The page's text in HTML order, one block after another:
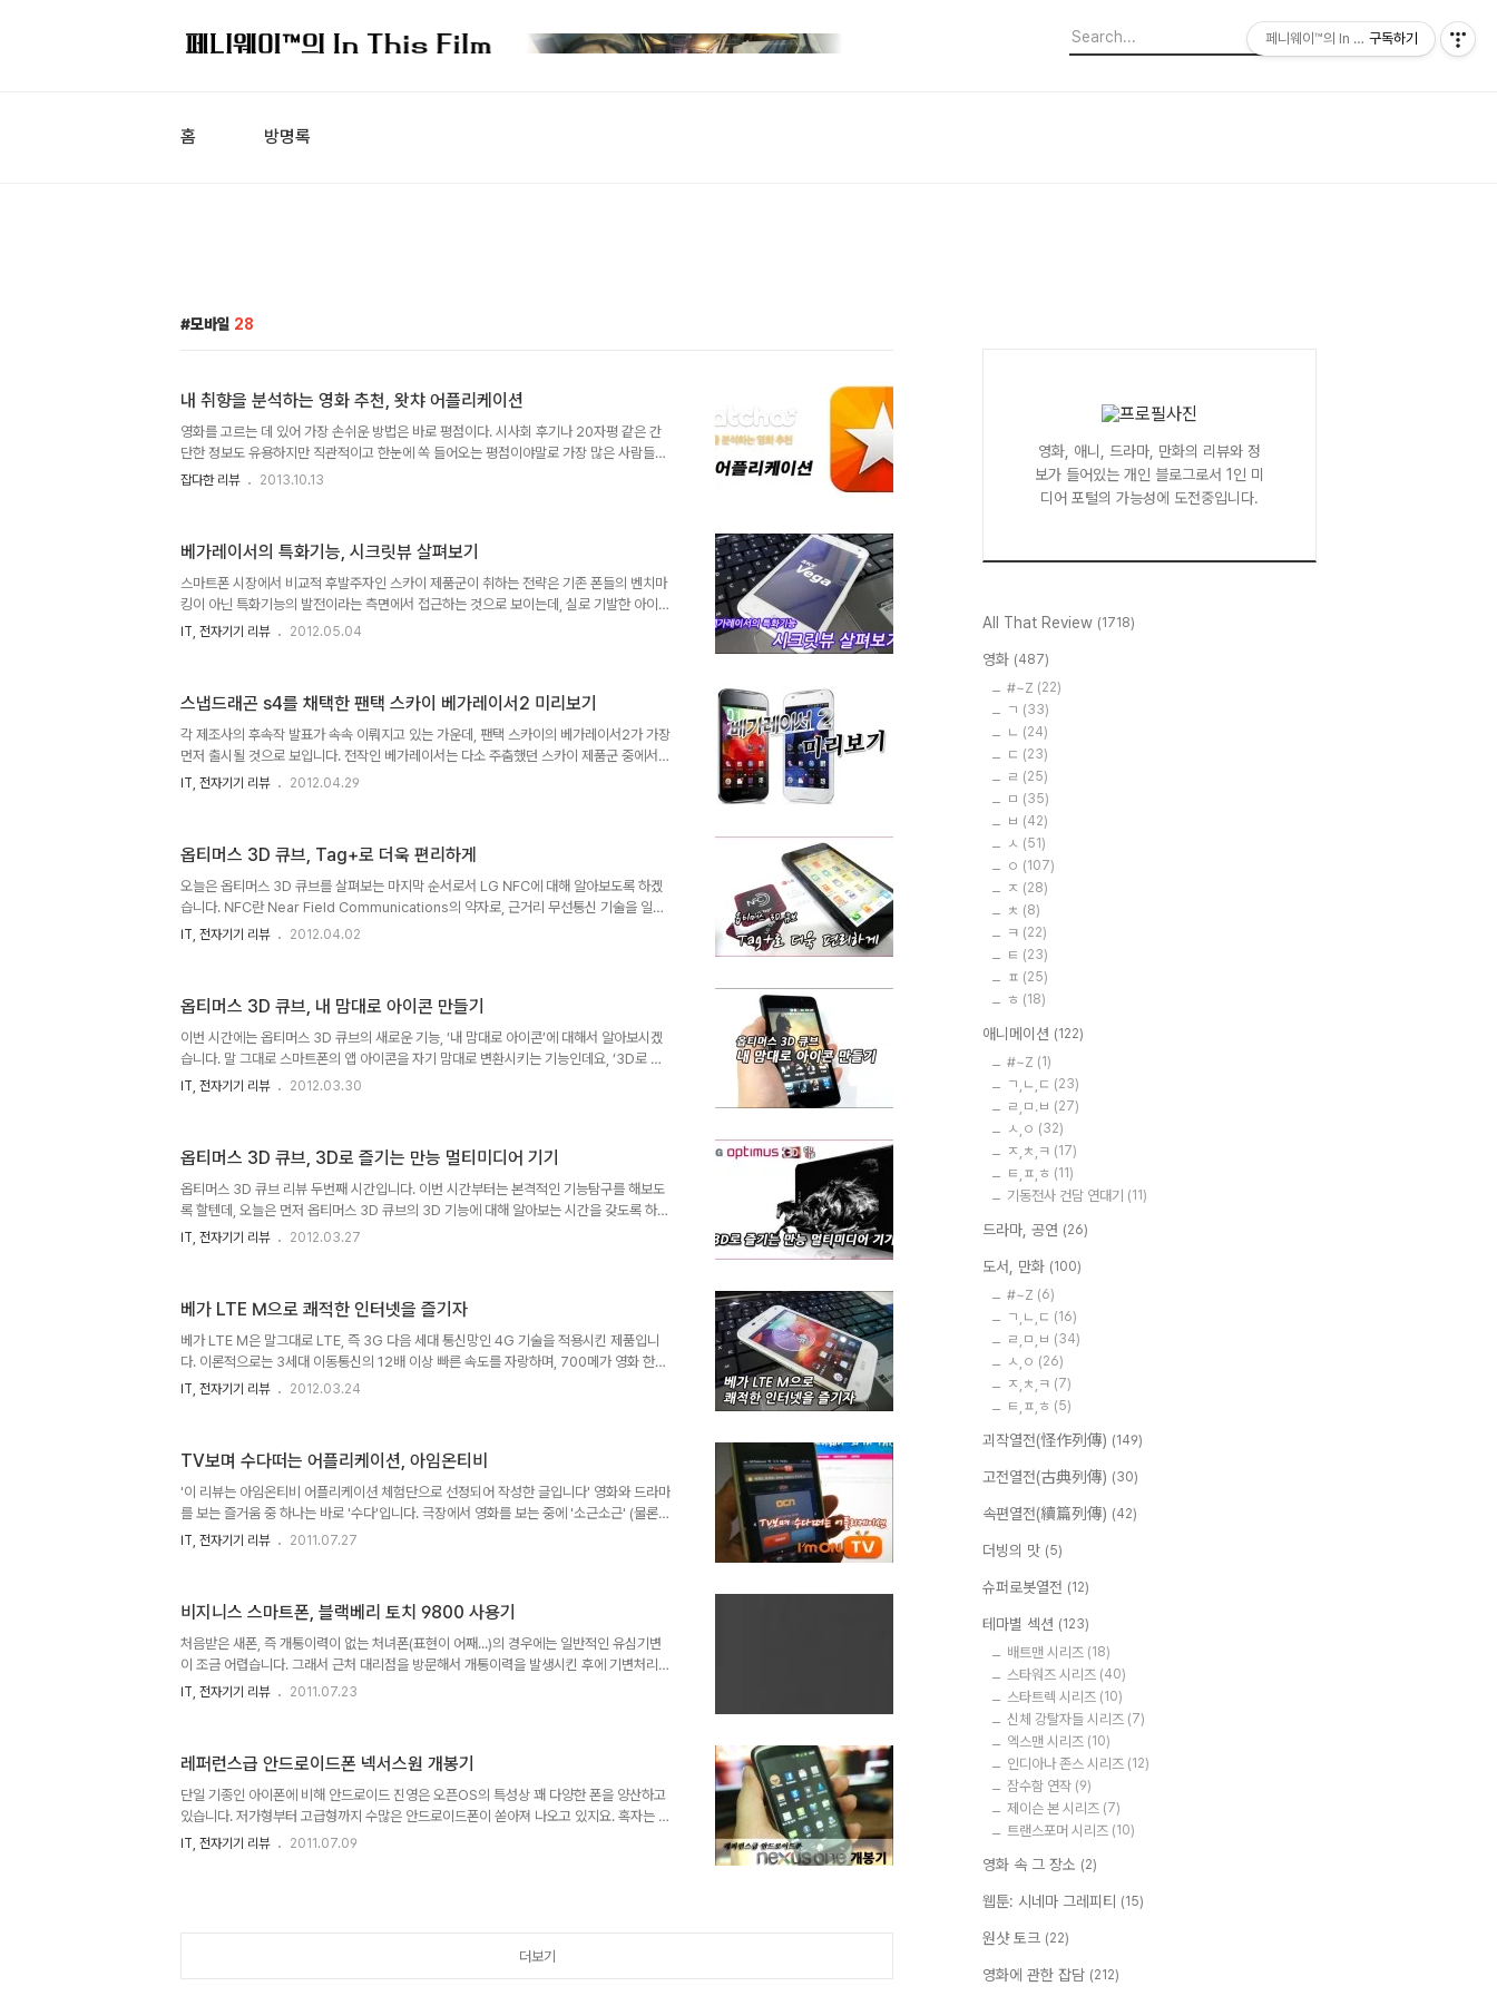
홈 방명록
모바일 28
내 취향을 분석하는 영화 추천, 왓챠 어플리케이션
영화를 고르는 데 있어 가장 손쉬운 방법은 바로 평점이다. 시사회 후기나 20자평 같은 간
단한 정보도 유용하지만 직관적이고 한눈에 쏙 들어오는 평점이야말로 가장 많은 사람들이
선호하는 선별 기준일 것이다. 물론 영화는 개인차가 심하다. 아무리 A,B,C가 10점을 메겼
늘 날짜 기준으로 평점이 무려 9.25다. 대다수 관객들에게 폭탄수준의 평가를 받은 [영웅:
살라맨더의 비밀]은 9.27이다. 반면 개인적으로 최고의 도시 스릴러 영화 중 한..
잡다한 리뷰 2013.10.13
베가레이서의 특화기능, 시크릿뷰 살펴보기
스마트폰 시장에서 비교적 후발주자인 스카이 제품군이 취하는 전략은 기존 폰들의 벤치마
킹이 아닌 특화기능의 발전이라는 측면에서 접근하는 것으로 보이는데, 실로 기발한 아이디
어가 돋보였던 모션인식과 더불어 베가레이서를 통해 선보인 시크릿뷰 기능 역시 특화된 기
에서 문자는 물론이고 폰뱅킹이나 기타 여러가지 업무를 보는 건 왠지 좀 부담스런 일이기
도 합니다. 특히나 디스플레이의 크기가 대형화되는 현 추세에서는 더욱 더 문제가 커질 확
률이 높지요. 베가..
IT, 전자기기 리뷰 2012.05.04
스냅드래곤 s4를 채택한 팬택 스카이 베가레이서2 미리보기
각 제조사의 후속작 발표가 속속 이뤄지고 있는 가운데, 팬택 스카이의 베가레이서2가 가장
먼저 출시될 것으로 보입니다. 전작인 베가레이서는 다소 주춤했던 스카이 제품군 중에서도
단연 돋보이는 세련된 디자인과 성능으로 히트작 반열에 오른 제품입니다. 그러나 발열문제
오면서 추가되었거나 눈여겨볼만한 변화에 대해서만 언급하기로 하죠. 수많은 스마트폰들
이 하드웨어 스펙경쟁을 합니다만, 저는 개인적으로 하드웨어의 수치상 스펙경쟁은 그리 큰
의미가 없다고 생각하는..
IT, 전자기기 리뷰 2012.04.29
옵티머스 3D 큐브, Tag+로 더욱 편리하게
오늘은 옵티머스 3D 큐브를 살펴보는 마지막 순서로서 LG NFC에 대해 알아보도록 하겠
습니다. NFC란 Near Field Communications의 약자로, 근거리 무선통신 기술을 일컫
는 말입니다. 이렇게만 말하면 저 같아도 못알아 듣죠 -_-;; 쉽게 말해 전자태그를 이용해
에 저장해 두었던 설정으로 자동변경시키도록 하는 Tag+를 도입했습니다. 말로서는 잘 설
명이 되지 않으니 하나 하나 쉽게 풀어보도록 하지요. 첫 시간에 잠시 언급한 바 있는 ..
IT, 전자기기 리뷰 2012.04.02
옵티머스 3D 큐브, 내 맘대로 아이콘 만들기
이번 시간에는 옵티머스 3D 큐브의 새로운 기능, ‘내 맘대로 아이콘’에 대해서 알아보시겠
습니다. 말 그대로 스마트폰의 앱 아이콘을 자기 맘대로 변환시키는 기능인데요, ‘3D로 보
고, 아이콘으로 간직한다’라는 광고문구처럼 보다 개성있는 나만의 화면 구성을 해보도록
윈도우를 종료하면 조커가 낄낄거린다든지 하는 걸로 바뀌어 있고요. 옵티머스 3D 큐브는
칵테일 UI를 채용해 이런식으로 테마화면에 맞는 배경화면과 아이콘들이 부속으로 설정되
어 있습니다...
IT, 전자기기 리뷰 2012.03.30
옵티머스 3D 큐브, 3D로 즐기는 만능 멀티미디어 기기
옵티머스 3D 큐브 리뷰 두번째 시간입니다. 이번 시간부터는 본격적인 기능탐구를 해보도
록 할텐데, 오늘은 먼저 옵티머스 3D 큐브의 3D 기능에 대해 알아보는 시간을 갖도록 하겠
습니다. 기본적인 3D 기능을 선택하기 위해서는 우측면의 3D 버튼을 3초간 누르거나 혹
로 들어가 보겠습니다. 옵티머스 3D 큐브에는 전작과 마찬가지로 Lets Golf 2, Asphalt
6, N.O.V.A. 이렇게 3종의 게임이 기본으로 탑재되어 있습니다. 특히..
IT, 전자기기 리뷰 2012.03.27
베가 LTE M으로 쾌적한 인터넷을 즐기자
베가 LTE M은 말그대로 LTE, 즉 3G 다음 세대 통신망인 4G 기술을 적용시킨 제품입니
다. 이론적으로는 3세대 이동통신의 12배 이상 빠른 속도를 자랑하며, 700메가 영화 한편
을 다운로드 받는데 1분이면 가능하다는 점을 내세우고 있죠. 점점 늘어나는 스마트폰 사용
지요. 우선 직접적으로 베가 LTE M의 인터넷 속도를 측정해보겠습니다. 벤치비 앱을 통해
실시간 측정한 값을 보도록 하죠. 측정장소는 제 사무실이며 전파수신이 비교적 좋지 ..
IT, 전자기기 리뷰 2012.03.24
TV보며 수다떠는 어플리케이션, 아임온티비
'이 리뷰는 아임온티비 어플리케이션 체험단으로 선정되어 작성한 글입니다' 영화와 드라마
를 보는 즐거움 중 하나는 바로 '수다'입니다. 극장에서 영화를 보는 중에 '소근소근' (물론
이건 뭐 정도에 따라 비매너적인 행동일 수 있겠습니다만), 영화를 보고 나서 '와글와글'하
인기를 끌었던 만큼 영화에 대한 수다는 즐거운 일입니다. 시대가 바뀐 지금은 인터넷으로
소통하는 창구가 너무나도 많아졌습니다. 각종 포털내의 영화 게시판도 그렇고 개인블로그
를 ..
IT, 전자기기 리뷰 2011.07.27
비지니스 스마트폰, 블랙베리 토치 9800 사용기
처음받은 새폰, 즉 개통이력이 없는 처녀폰(표현이 어째...)의 경우에는 일반적인 유심기변
이 조금 어렵습니다. 그래서 근처 대리점을 방문해서 개통이력을 발생시킨 후에 기변처리를
하게 되는데, 이 블랙베리의 경우에는 조금 특이하더군요. 뭐 일반인이 개통이력없는 완전
근처에 있는 블랙베리 개통점에 대한 안내를 받았는데, 용산지역에는 총 3개의 개통점이 있
다는 얘길 들었습니다. 그 중 전자랜드에 위치한 대리점을 안내받아 그곳엘 갔지요. 근데 하
필 그날..
IT, 전자기기 리뷰 2011.07.23
레퍼런스급 안드로이드폰 넥서스원 개봉기
단일 기종인 아이폰에 비해 안드로이드 진영은 오픈OS의 특성상 꽤 다양한 폰을 양산하고
있습니다. 저가형부터 고급형까지 수많은 안드로이드폰이 쏟아져 나오고 있지요. 혹자는 너
무 종류가 많아서 어떤걸 사야할지 모르겠다고 하소연하기도 합니다. 아무래도 스마트폰에
IT, 전자기기 리뷰 2011.07.09
더보기
영화, 애니, 드라마, 만화의 리뷰와 정
보가 들어있는 개인 블로그로서 1인 미
디어 포털의 가능성에 도전중입니다.
All That Review (1718)
영화 (487)
#~Z (22)
ㄱ (33)
ㄴ (24)
ㄷ (23)
ㄹ (25)
ㅁ (35)
ㅂ (42)
ㅅ (51)
ㅇ (107)
ㅈ (28)
ㅊ (8)
ㅋ (22)
ㅌ (23)
ㅍ (25)
ㅎ (18)
애니메이션 (122)
#~Z (1)
ㄱ,ㄴ,ㄷ (23)
ㄹ,ㅁ.ㅂ (27)
ㅅ,ㅇ (32)
ㅈ,ㅊ,ㅋ (17)
ㅌ,ㅍ,ㅎ (11)
기동전사 건담 연대기 (11)
드라마, 공연 (26)
도서, 만화 (100)
#~Z (6)
ㄱ,ㄴ,ㄷ (16)
ㄹ,ㅁ,ㅂ (34)
ㅅ,ㅇ (26)
ㅈ,ㅊ,ㅋ (7)
ㅌ,ㅍ,ㅎ (5)
괴작열전(怪作列傳) (149)
고전열전(古典列傳) (30)
속편열전(續篇列傳) (42)
더빙의 맛 (5)
슈퍼로봇열전 (12)
테마별 섹션 (123)
배트맨 시리즈 (18)
스타워즈 시리즈 (40)
스타트렉 시리즈 (10)
신체 강탈자들 시리즈 (7)
엑스맨 시리즈 (10)
인디아나 존스 시리즈 (12)
잠수함 연작 (9)
제이슨 본 시리즈 (7)
트랜스포머 시리즈 (10)
영화 속 그 장소 (2)
웹툰: 시네마 그레피티 (15)
원샷 토크 (22)
영화에 관한 잡담 (212)
페니웨이™의 In This Film
구독하기